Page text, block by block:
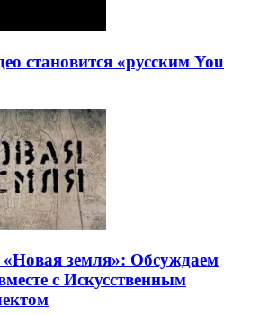
становится «русским You
земля»: Обсуждаем
с Искусственным